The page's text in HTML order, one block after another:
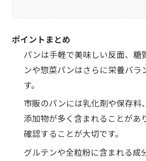
ポイントまとめ
パンは手軽で美味しい反面、糖
ンや惣菜パンはさらに栄養バラ
す。
市販のパンには乳化剤や保存料
添加物が多く含まれることがあ
確認することが大切です。
グルテンや全粒粉に含まれる成